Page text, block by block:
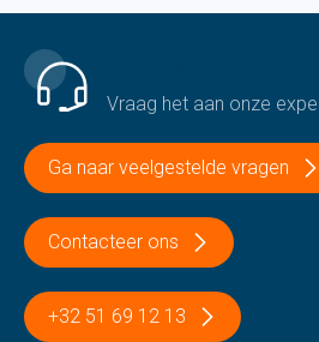
Vraag het aan onze
Ga naar veelgestelde vragen
Contacteer ons
+32 51 69 12 13